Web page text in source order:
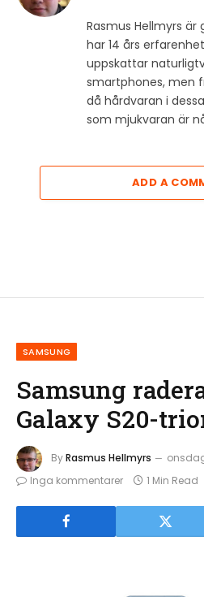
Rasmus Hellmyrs är
har 14 års
uppskattar
smartphones, men
då hårdvaran i
som mjukvaran är
ADD A
SAMSUNG
Samsung
Galaxy S20-
ByRasmus Hellmyrs
Inga kommentarer
1 Min Read